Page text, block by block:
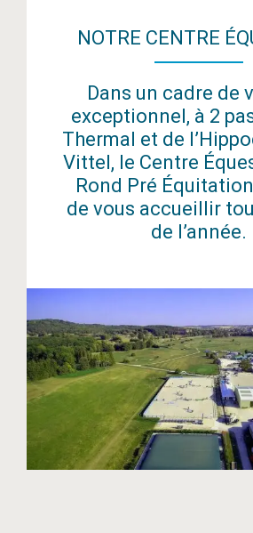
NOTRE CENTRE
Dans un cadre de
exceptionnel, à 2
Thermal et de
Vittel, le Centre
Rond Pré
de vous accueillir
de l’année.